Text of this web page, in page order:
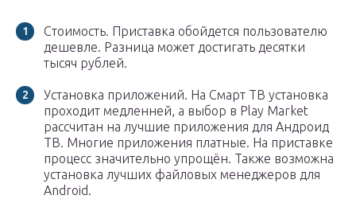
Стоимость. Приставка обойдется пользователю
дешевле. Разница может достигать десятки
тысяч рублей.
Установка приложений. На Смарт ТВ установка
проходит медленней, а выбор в Play Market
рассчитан на лучшие приложения для Андроид
ТВ. Многие приложения платные. На приставке
процесс значительно упрощён. Также возможна
установка лучших файловых менеджеров для
Android.